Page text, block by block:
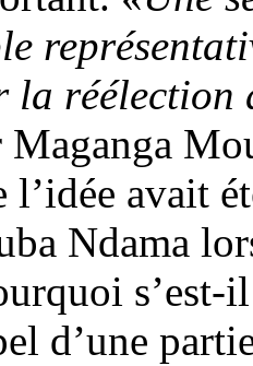
la réélection
l’idée avait
Ndama
s’est-
d’une